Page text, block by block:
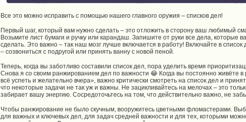
Все это можно исправить с помощью нашего главного оружия – списков дел!
Первый шаг, который вам нужно сделать – это отложить в сторону ваш любимый
Возьмите лист бумаги и ручку или карандаш. Запишите от руки все дела, которые
сделать. Это важно – так наш мозг лучше включается в работу! Включайте в список
– созвониться с подругой или принять ванну с новой пеной.
Теперь, когда вы заботливо составили список дел, пора уделить время
Снова я со своим ранжированием дел по важности 😂 Когда вы постоянно живёте
всё успеть и желательно вчера», важно критически смотреть на список дел и
что некоторые задачи не так уж и важны. Не зацикливайтесь на мелочах – это
забирает вашу энергию. Сосредоточьтесь на том, что действительно важно, не
Чтобы ранжирование не было скучным, вооружитесь цветными фломастерами.
для важных и ключевых дел, для задач средней важности и для тех, которыми